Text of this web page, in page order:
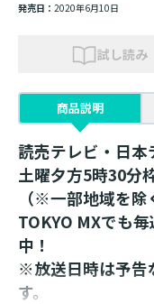
発売日： 2020年6月10日
試し読み
商品説明
読売テレビ・日本
土曜夕方5時30分
（※一部地域を除
TOKYO MXでも
中！
※放送日時は予告
す。